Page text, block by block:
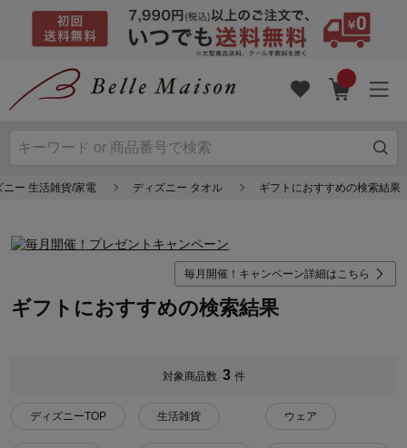
ニー 生活雑貨/家電 ディズニー タオル ギフトにおすすめの検索結果
毎月開催！キャンペーン詳細はこちら
ギフトにおすすめの検索結果
対象商品数 3 件
ディズニーTOP 生活雑貨 ウェア